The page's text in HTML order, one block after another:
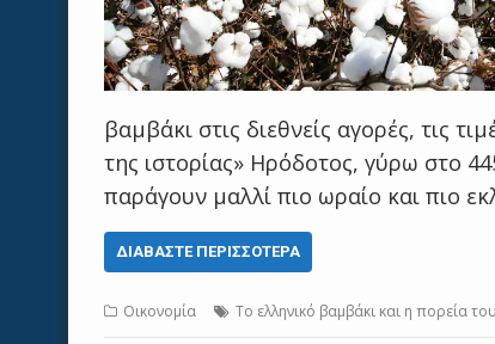
βαμβάκι στις διεθνείς αγορές, τις
της ιστορίας» Ηρόδοτος, γύρω στο
παράγουν μαλλί πιο ωραίο και πιο
ΔΙΑΒΆΣΤΕ ΠΕΡΙΣΣΌΤΕΡΑ
Οικονομία Το ελληνικό βαμβάκι και η πορεία